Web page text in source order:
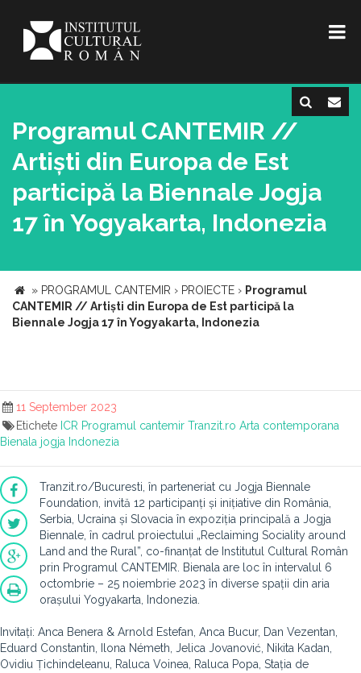
Programul CANTEMIR //
Artiști din Europa de Est
participă la Biennale Jogja
17 în Yogyakarta, Indonezia
» PROGRAMUL CANTEMIR › PROIECTE › Programul
CANTEMIR // Artiști din Europa de Est participă la
Biennale Jogja 17 în Yogyakarta, Indonezia
11 September 2023
Etichete ICR Programul cantemir Tranzit.ro Arta contemporana
Bienala jogja Indonezia
Tranzit.ro/Bucuresti, în parteneriat cu Jogja Biennale
Foundation, invită 12 participanți și inițiative din România,
Serbia, Ucraina și Slovacia în expoziția principală a Jogja
Biennale, în cadrul proiectului „Reclaiming Sociality around
Land and the Rural”, co-finanțat de Institutul Cultural Român
prin Programul CANTEMIR. Bienala are loc în intervalul 6
octombrie – 25 noiembrie 2023 în diverse spații din aria
orașului Yogyakarta, Indonezia.
Invitați: Anca Benera & Arnold Estefan, Anca Bucur, Dan Vezentan,
Eduard Constantin, Ilona Németh, Jelica Jovanović, Nikita Kadan,
Ovidiu Țichindeleanu, Raluca Voinea, Raluca Popa, Stația de